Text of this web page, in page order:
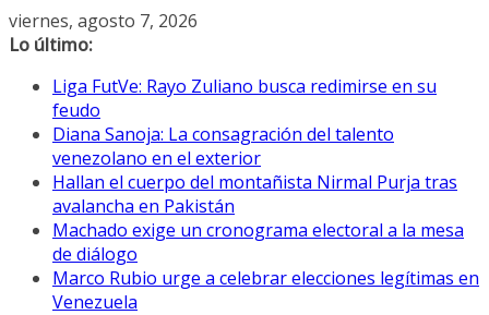
Saltar
al
viernes, agosto 7, 2026
Lo último:
Liga FutVe: Rayo Zuliano busca redimirse en su
feudo
Diana Sanoja: La consagración del talento
venezolano en el exterior
Hallan el cuerpo del montañista Nirmal Purja tras
avalancha en Pakistán
Machado exige un cronograma electoral a la mesa
de diálogo
Marco Rubio urge a celebrar elecciones legítimas en
Venezuela